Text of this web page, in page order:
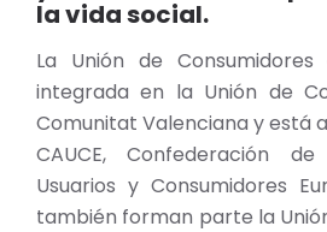
la vida social.
La Unión de
integrada en la Unión de
Comunitat Valenciana y está
CAUCE, Confederación
Usuarios y Consumidores
también forman parte la